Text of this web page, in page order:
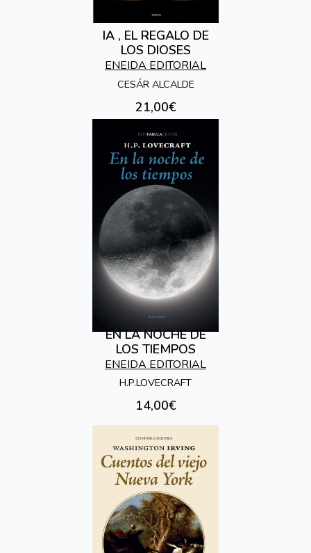
IA , EL REGALO DE
LOS DIOSES
ENEIDA EDITORIAL
CESÁR ALCALDE
21,00€
EN LA NOCHE DE
LOS TIEMPOS
ENEIDA EDITORIAL
H.P.LOVECRAFT
14,00€